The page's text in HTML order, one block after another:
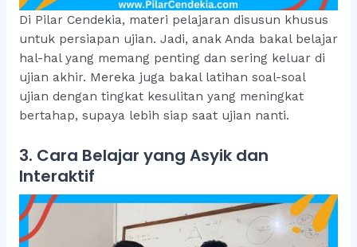
Di Pilar Cendekia, materi pelajaran disusun khusus
untuk persiapan ujian. Jadi, anak Anda bakal belajar
hal-hal yang memang penting dan sering keluar di
ujian akhir. Mereka juga bakal latihan soal-soal
ujian dengan tingkat kesulitan yang meningkat
bertahap, supaya lebih siap saat ujian nanti.
3. Cara Belajar yang Asyik dan
Interaktif